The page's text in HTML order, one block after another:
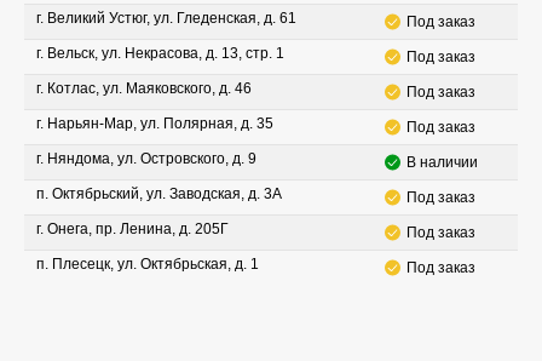
г. Великий Устюг, ул. Гледенская, д. 61
Под заказ
г. Вельск, ул. Некрасова, д. 13, стр. 1
Под заказ
г. Котлас, ул. Маяковского, д. 46
Под заказ
г. Нарьян-Мар, ул. Полярная, д. 35
Под заказ
г. Няндома, ул. Островского, д. 9
В наличии
п. Октябрьский, ул. Заводская, д. 3А
Под заказ
г. Онега, пр. Ленина, д. 205Г
Под заказ
п. Плесецк, ул. Октябрьская, д. 1
Под заказ